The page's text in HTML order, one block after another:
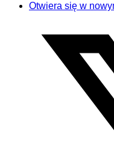
Otwiera się w